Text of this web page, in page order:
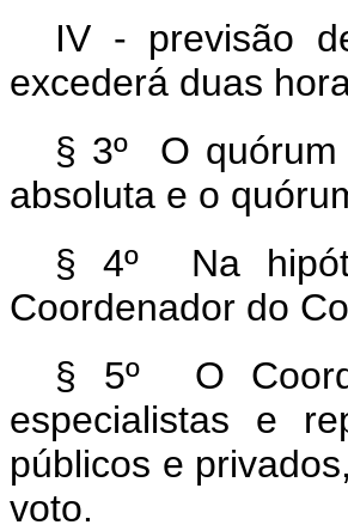
IV - previsão
excederá duas
§ 3º O quórum
absoluta e o
§ 4º Na
Coordenador do
§ 5º O
especialistas e
públicos e
voto.